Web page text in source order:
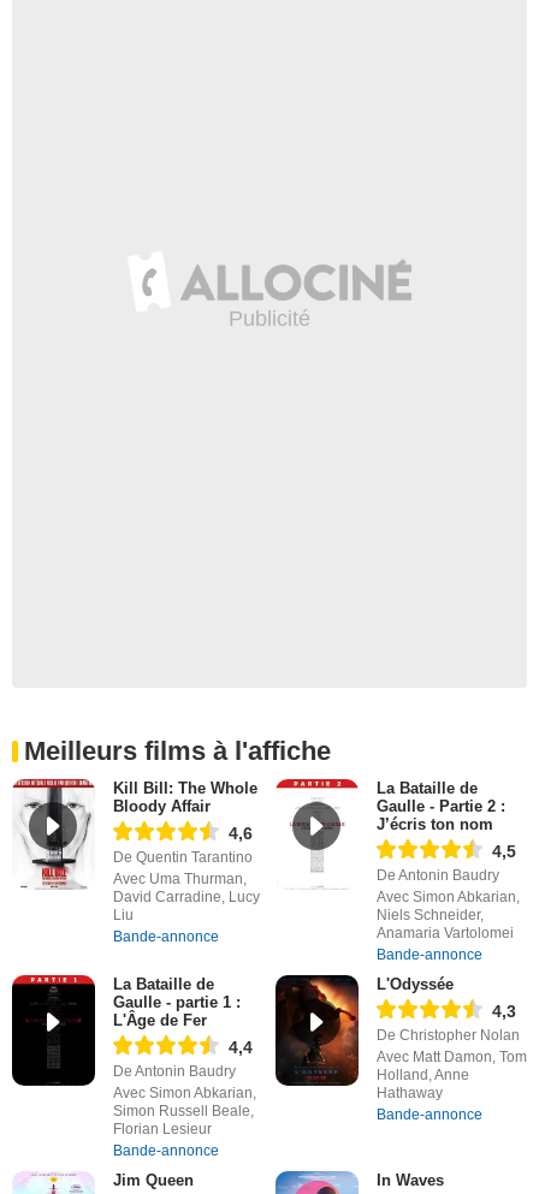
Meilleurs films à l'affiche
Kill Bill: The Whole
Bloody Affair
4,6
De Quentin Tarantino
Avec Uma Thurman,
David Carradine, Lucy
Liu
Bande-annonce
La Bataille de
Gaulle - Partie 2 :
J’écris ton nom
4,5
De Antonin Baudry
Avec Simon Abkarian,
Niels Schneider,
Anamaria Vartolomei
Bande-annonce
La Bataille de
Gaulle - partie 1 :
L'Âge de Fer
4,4
De Antonin Baudry
Avec Simon Abkarian,
Simon Russell Beale,
Florian Lesieur
Bande-annonce
L'Odyssée
4,3
De Christopher Nolan
Avec Matt Damon, Tom
Holland, Anne
Hathaway
Bande-annonce
Jim Queen In Waves